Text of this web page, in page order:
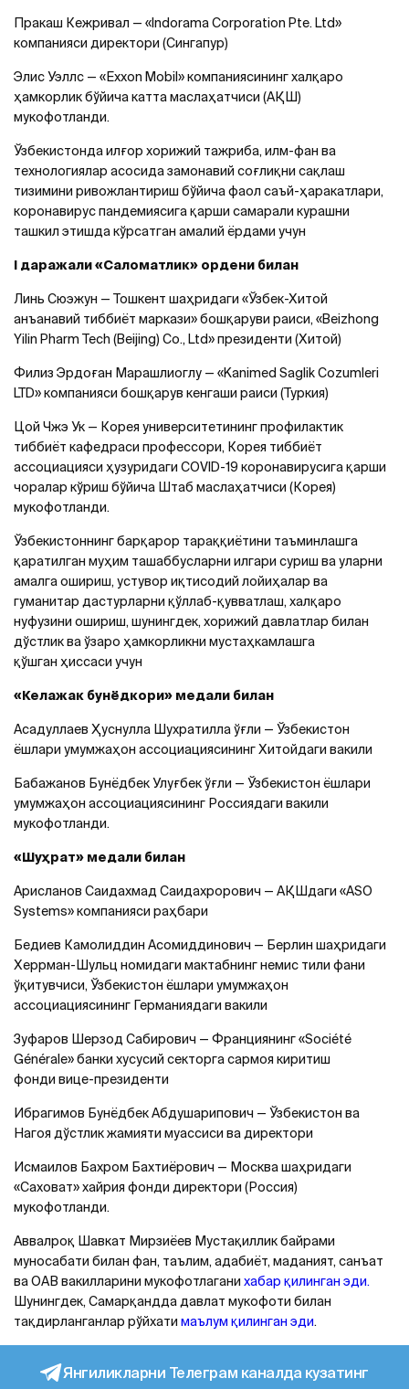
Пракаш Кежривал — «Indorama Corporation Pte. Ltd»
компанияси директори (Сингапур)
Элис Уэллс — «Еххоn Mobil» компаниясининг халқаро
ҳамкорлик бўйича катта маслаҳатчиси (АҚШ)
мукофотланди.
Ўзбекистонда илғор хорижий тажриба, илм-фан ва
технологиялар асосида замонавий соғлиқни сақлаш
тизимини ривожлантириш бўйича фаол саъй-ҳаракатлари,
коронавирус пандемиясига қарши самарали курашни
ташкил этишда кўрсатган амалий ёрдами учун
I даражали «Саломатлик» ордени билан
Линь Сюэжун — Тошкент шаҳридаги «Ўзбек-Хитой
анъанавий тиббиёт маркази» бошқаруви раиси, «Beizhong
Yilin Pharm Tech (Beijing) Co., Ltd» президенти (Хитой)
Филиз Эрдоған Марашлиоглу — «Kanimed Saglik Cozumleri
LTD» компанияси бошқарув кенгаши раиси (Туркия)
Цой Чжэ Ук — Корея университетининг профилактик
тиббиёт кафедраси профессори, Корея тиббиёт
ассоциацияси ҳузуридаги COVID-19 коронавирусига қарши
чоралар кўриш бўйича Штаб маслаҳатчиси (Корея)
мукофотланди.
Ўзбекистоннинг барқарор тараққиётини таъминлашга
қаратилган муҳим ташаббусларни илгари суриш ва уларни
амалга ошириш, устувор иқтисодий лойиҳалар ва
гуманитар дастурларни қўллаб-қувватлаш, халқаро
нуфузини ошириш, шунингдек, хорижий давлатлар билан
дўстлик ва ўзаро ҳамкорликни мустаҳкамлашга
қўшган ҳиссаси учун
«Келажак бунёдкори» медали билан
Асадуллаев Ҳуснулла Шухратилла ўғли — Ўзбекистон
ёшлари умумжаҳон ассоциациясининг Хитойдаги вакили
Бабажанов Бунёдбек Улуғбек ўғли — Ўзбекистон ёшлари
умумжаҳон ассоциациясининг Россиядаги вакили
мукофотланди.
«Шуҳрат» медали билан
Арисланов Саидахмад Саидахрорович — АҚШдаги «ASO
Systems» компанияси раҳбари
Бедиев Камолиддин Асомиддинович — Берлин шаҳридаги
Херрман-Шульц номидаги мактабнинг немис тили фани
ўқитувчиси, Ўзбекистон ёшлари умумжаҳон
ассоциациясининг Германиядаги вакили
Зуфаров Шерзод Сабирович — Франциянинг «Société
Générale» банки хусусий секторга сармоя киритиш
фонди вице-президенти
Ибрагимов Бунёдбек Абдушарипович — Ўзбекистон ва
Нагоя дўстлик жамияти муассиси ва директори
Исмаилов Бахром Бахтиёрович — Москва шаҳридаги
«Саховат» хайрия фонди директори (Россия)
мукофотланди.
Аввалроқ Шавкат Мирзиёев Мустақиллик байрами
муносабати билан фан, таълим, адабиёт, маданият, санъат
ва ОАВ вакилларини мукофотлагани хабар қилинган эди.
Шунингдек, Самарқандда давлат мукофоти билан
тақдирланганлар рўйхати маълум қилинган эди.
Янгиликларни Телеграм каналда кузатинг